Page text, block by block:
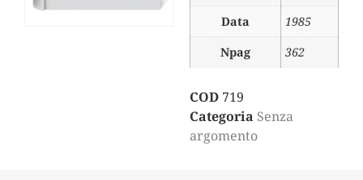
Data
1985
Npag
362
COD 719
Categoria Senza
argomento